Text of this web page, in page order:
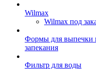
Wilmax
Wilmax под
Формы для выпечки
запекания
Фильтр для воды